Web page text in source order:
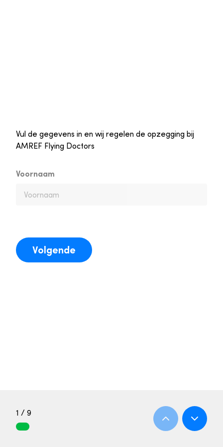
Vul de gegevens in en wij regelen de opzegging bij
AMREF Flying Doctors
Voornaam
Volgende
1 / 9